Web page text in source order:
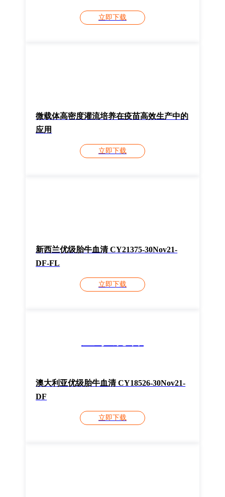
立即下载
微载体高密度灌流培养在疫苗高效生产中的
应用
立即下载
新西兰优级胎牛血清 CY21375-30Nov21-
DF-FL
立即下载
澳大利亚优级胎牛血清 CY18526-30Nov21-
DF
立即下载